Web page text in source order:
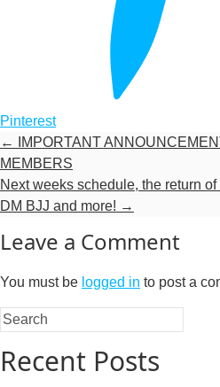
Pinterest
←
IMPORTANT
MEMBERS
Next weeks schedule, the return
DM BJJ and more! →
Leave a Comment
You must be logged in to post a
Recent Posts